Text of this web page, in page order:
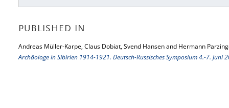
PUBLISHED IN
Andreas Müller-Karpe, Claus Dobiat, Svend Hansen and Hermann
Archäologe in Sibirien 1914-1921. Deutsch-Russisches Symposium 4.-7. Juni